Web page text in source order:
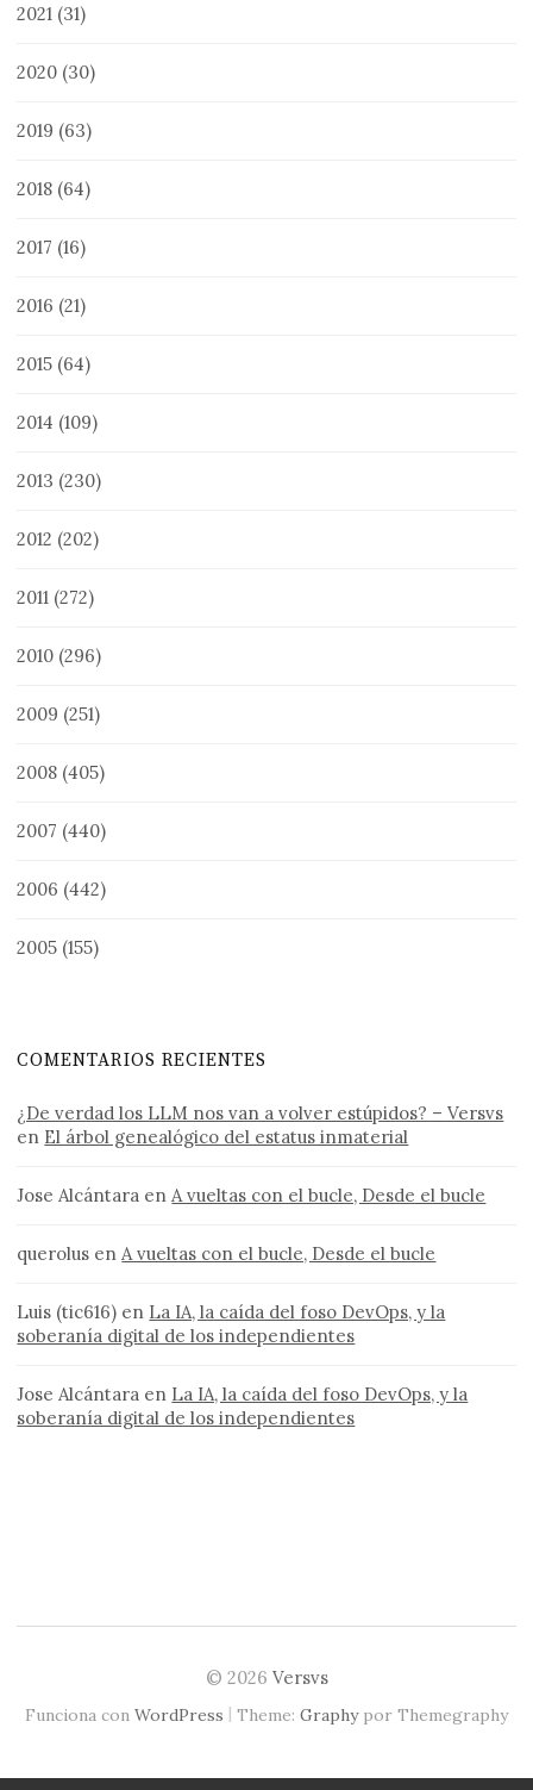
2021 (31)
2020 (30)
2019 (63)
2018 (64)
2017 (16)
2016 (21)
2015 (64)
2014 (109)
2013 (230)
2012 (202)
2011 (272)
2010 (296)
2009 (251)
2008 (405)
2007 (440)
2006 (442)
2005 (155)
COMENTARIOS RECIENTES
¿De verdad los LLM nos van a volver estúpidos? – Versvs
en El árbol genealógico del estatus inmaterial
Jose Alcántara enA vueltas con el bucle, Desde el bucle
querolus enA vueltas con el bucle, Desde el bucle
Luis (tic616) en La IA, la caída del foso DevOps, y la
soberanía digital de los independientes
Jose Alcántara en La IA, la caída del foso DevOps, y la
soberanía digital de los independientes
© 2026 Versvs
Funciona con WordPress | Theme: Graphypor Themegraphy